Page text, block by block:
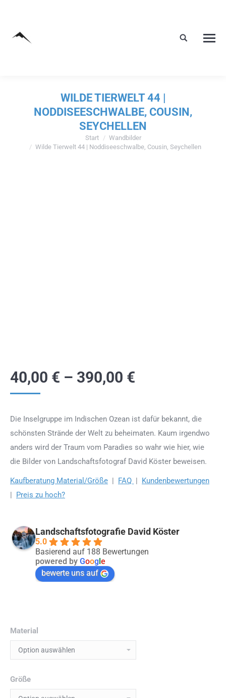
WILDE TIERWELT 44 |
NODDISEESCHWALBE, COUSIN,
SEYCHELLEN
Start
Wandbilder
Wilde Tierwelt 44 | Noddiseeschwalbe, Cousin, Seychellen
40,00 € – 390,00 €
Die Inselgruppe im Indischen Ozean ist dafür bekannt, die
schönsten Strände der Welt zu beheimaten. Kaum irgendwo
anders wird der Traum vom Paradies so wahr wie hier, wie
die Bilder von Landschaftsfotograf David Köster beweisen.
Kaufberatung Material/Größe | FAQ | Kundenbewertungen
| Preis zu hoch?
Landschaftsfotografie David Köster
5.0
Basierend auf 188 Bewertungen
powered by Google
bewerte uns auf
Material
Größe